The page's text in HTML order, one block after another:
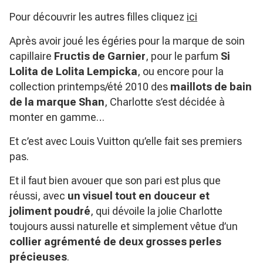
Pour découvrir les autres filles cliquez ici
Après avoir joué les égéries pour la marque de soin
capillaire Fructis de Garnier, pour le parfum Si
Lolita de Lolita Lempicka, ou encore pour la
collection printemps/été 2010 des maillots de bain
de la marque Shan, Charlotte s’est décidée à
monter en gamme…
Et c’est avec Louis Vuitton qu’elle fait ses premiers
pas.
Et il faut bien avouer que son pari est plus que
réussi, avec un visuel tout en douceur et
joliment poudré, qui dévoile la jolie Charlotte
toujours aussi naturelle et simplement vêtue d’un
collier agrémenté de deux grosses perles
précieuses.